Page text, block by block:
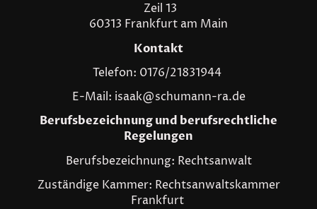
Zeil 13
60313 Frankfurt am Main
Kontakt
Telefon: 0176/21831944
E-Mail: isaak@schumann-ra.de
Berufsbezeichnung und berufsrechtliche
Regelungen
Berufsbezeichnung: Rechtsanwalt
Zuständige Kammer: Rechtsanwaltskammer
Frankfurt